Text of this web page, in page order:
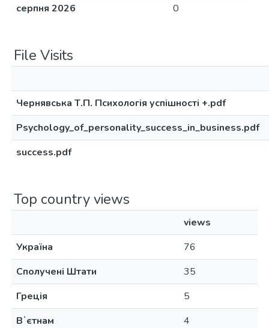
серпня 2026
0
File Visits
Чернявська Т.П. Психологія успішності +.pdf
Psychology_of_personality_success_in_business.pdf
success.pdf
Top country views
views
Україна
76
Сполучені Штати
35
Греція
5
Вʼєтнам
4